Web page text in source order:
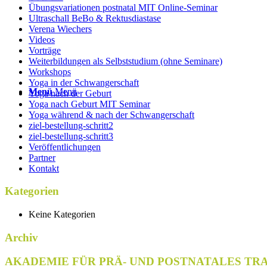
Menü Menü
Übungsvariationen postnatal MIT Online-Seminar
Ultraschall BeBo & Rektusdiastase
Verena Wiechers
Videos
Vorträge
Weiterbildungen als Selbststudium (ohne Seminare)
Workshops
Yoga in der Schwangerschaft
Yoga nach der Geburt
Yoga nach Geburt MIT Seminar
Yoga während & nach der Schwangerschaft
ziel-bestellung-schritt2
ziel-bestellung-schritt3
Veröffentlichungen
Partner
Kontakt
Kategorien
Keine Kategorien
Archiv
AKADEMIE FÜR PRÄ- UND POSTNATALES